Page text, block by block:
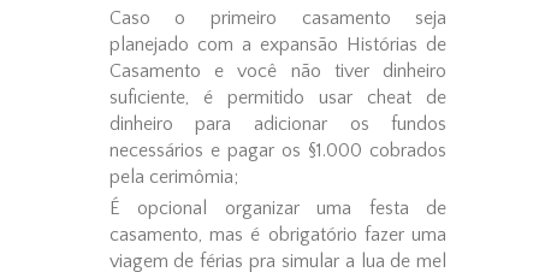
Caso o primeiro casamento seja
planejado com a expansão Histórias de
Casamento e você não tiver dinheiro
suficiente, é permitido usar cheat de
dinheiro para adicionar os fundos
necessários e pagar os §1.000 cobrados
pela cerimômia;
É opcional organizar uma festa de
casamento, mas é obrigatório fazer uma
viagem de férias pra simular a lua de mel